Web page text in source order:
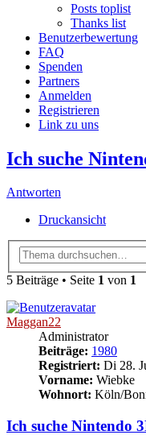
Posts toplist
Thanks list
Benutzerbewertung
FAQ
Spenden
Partners
Anmelden
Registrieren
Link zu uns
Ich suche
Antworten
Druckansicht
5 Beiträge • Seite 1 von 1
Maggan22
Administrator
Beiträge: 1980
Registriert: Di 28.
Vorname: Wiebke
Wohnort: Köln/
Ich suche Nintendo